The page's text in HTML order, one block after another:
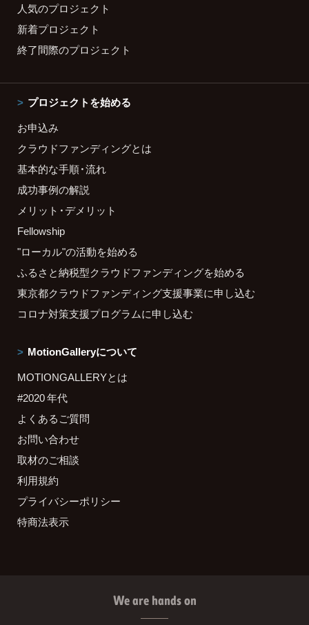
人気のプロジェクト
新着プロジェクト
終了間際のプロジェクト
プロジェクトを始める
お申込み
クラウドファンディングとは
基本的な手順・流れ
成功事例の解説
メリット・デメリット
Fellowship
"ローカル"の活動を始める
ふるさと納税型クラウドファンディングを始める
東京都クラウドファンディング支援事業に申し込む
コロナ対策支援プログラムに申し込む
MotionGalleryについて
MOTIONGALLERYとは
#2020 年代
よくあるご質問
お問い合わせ
取材のご相談
利用規約
プライバシーポリシー
特商法表示
We are hands on